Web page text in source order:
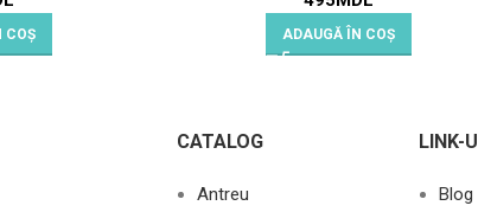
COȘ ADAUGĂ ÎN COȘ
CATALOG
Antreu
LINK-
Blog